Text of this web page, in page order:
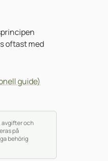
oftast med
guide)
avgifter och
på
behörig